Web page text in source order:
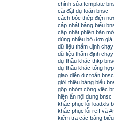
chỉnh sửa template
cài đặt dự toán bnsc
cách bóc thép điện
cập nhật bảng biểu
cập nhật phiên bản
dùng nhiều bộ đơn giá
dữ liệu thẩm định
dữ liệu thẩm định
dự thầu khác thkp
dự thầu khác tổng
giao diện dự toán bnsc
giới thiệu bảng biểu
gộp nhóm công việc
hiện ẩn nội dung bnsc
khắc phục lỗi loadxls
khắc phục lỗi reff và
kiểm tra các bảng